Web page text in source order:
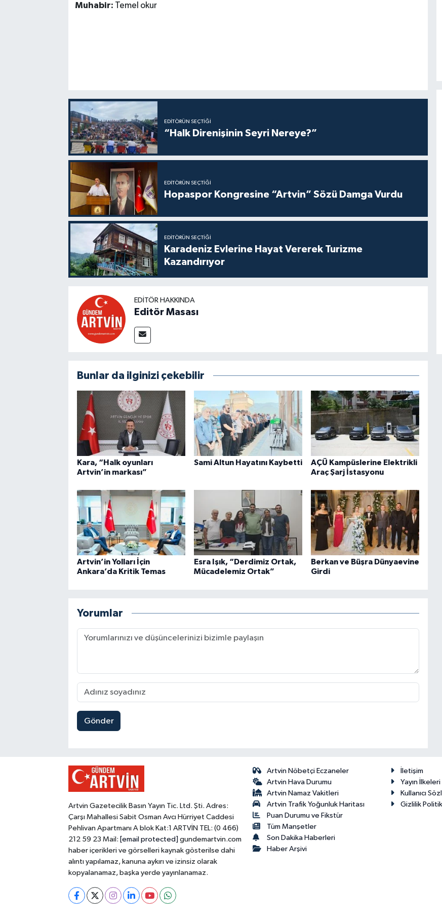
Muhabir: Temel okur
EDITÖRÜN SEÇTIĞI
“Halk Direnişinin Seyri Nereye?”
EDITÖRÜN SEÇTIĞI
Hopaspor Kongresine “Artvin” Sözü Damga Vurdu
EDITÖRÜN SEÇTIĞI
Karadeniz Evlerine Hayat Vererek Turizme
Kazandırıyor
EDITÖR HAKKINDA
Editör Masası
Bunlar da ilginizi çekebilir
Kara, “Halk oyunları
Artvin’in markası”
Sami Altun Hayatını Kaybetti
AÇÜ Kampüslerine Elektrikli
Araç Şarj İstasyonu
Artvin’in Yolları İçin
Ankara’da Kritik Temas
Esra Işık, “Derdimiz Ortak,
Mücadelemiz Ortak”
Berkan ve Büşra Dünyaevine
Girdi
Yorumlar
Gönder
Artvin Gazetecilik Basın Yayın Tic. Ltd. Şti. Adres:
Çarşı Mahallesi Sabit Osman Avcı Hürriyet Caddesi
Pehlivan Apartmanı A blok Kat:1 ARTVİN TEL: (0 466)
212 59 23 Mail: [email protected] gundemartvin.com
haber içerikleri ve görselleri kaynak gösterilse dahi
alıntı yapılamaz, kanuna aykırı ve izinsiz olarak
kopyalanamaz, başka yerde yayınlanamaz.
Artvin Nöbetçi Eczaneler
Artvin Hava Durumu
Artvin Namaz Vakitleri
Artvin Trafik Yoğunluk Haritası
Puan Durumu ve Fikstür
Tüm Manşetler
Son Dakika Haberleri
Haber Arşivi
İletişim
Yayın İlkeleri
Kullanıcı
Gizlilik